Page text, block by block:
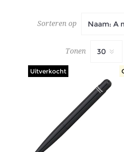
Sorteren op
Tonen
Uitverkocht